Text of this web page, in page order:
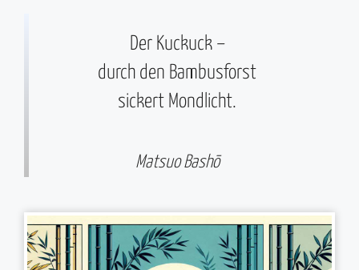
Der Kuckuck –
durch den Bambusforst
sickert Mondlicht.
Matsuo Bashō